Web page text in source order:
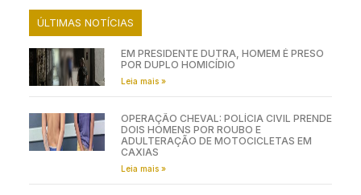
ÚLTIMAS NOTÍCIAS
EM PRESIDENTE DUTRA, HOMEM É PRESO
POR DUPLO HOMICÍDIO
Leia mais »
OPERAÇÃO CHEVAL: POLÍCIA CIVIL PRENDE
DOIS HOMENS POR ROUBO E
ADULTERAÇÃO DE MOTOCICLETAS EM
CAXIAS
Leia mais »